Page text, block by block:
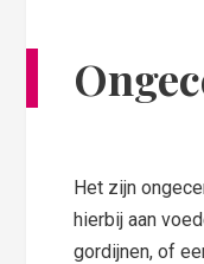
Het zijn
hierbij aan
gordijnen, of